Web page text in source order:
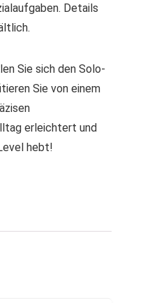
Details
Sie sich den Solo-
Sie von einem
erleichtert und
hebt!